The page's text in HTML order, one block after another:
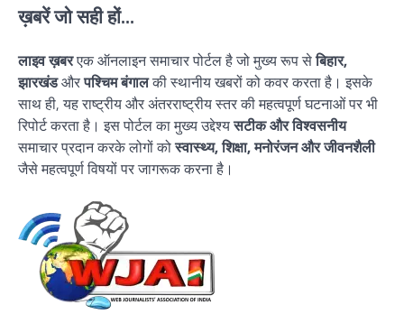
ख़बरें जो सही हों...
लाइव ख़बरएक ऑनलाइन समाचार पोर्टल है जो मुख्य रूप सेबिहार,
झारखंडऔरपश्चिम बंगालकी स्थानीय खबरों को कवर करता है। इसके
साथ ही, यह राष्ट्रीय और अंतरराष्ट्रीय स्तर की महत्वपूर्ण घटनाओं पर भी
रिपोर्ट करता है। इस पोर्टल का मुख्य उद्देश्यसटीक और विश्वसनीय
समाचार प्रदान करके लोगों कोस्वास्थ्य, शिक्षा, मनोरंजन और जीवनशैली
जैसे महत्वपूर्ण विषयों पर जागरूक करना है।